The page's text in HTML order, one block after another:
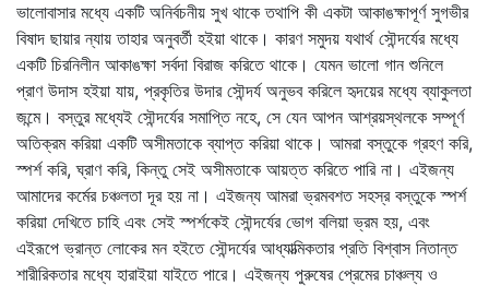
ভালোবাসার মধ্যে একটি অনির্বচনীয় সুখ থাকে তথাপি কী একটা আকাঙক্ষাপূর্ণ সুগভীর
বিষাদ ছায়ার ন্যায় তাহার অনুবর্তী হইয়া থাকে। কারণ সমুদয় যথার্থ সৌন্দর্যের মধ্যে
একটি চিরনিলীন আকাঙক্ষা সর্বদা বিরাজ করিতে থাকে। যেমন ভালো গান শুনিলে
প্রাণ উদাস হইয়া যায়, প্রকৃতির উদার সৌন্দর্য অনুভব করিলে হৃদয়ের মধ্যে ব্যাকুলতা
জন্মে। বস্তুর মধ্যেই সৌন্দর্যের সমাপ্তি নহে, সে যেন আপন আশ্রয়স্থলকে সম্পূর্ণ
অতিক্রম করিয়া একটি অসীমতাকে ব্যাপ্ত করিয়া থাকে। আমরা বস্তুকে গ্রহণ করি,
স্পর্শ করি, ঘ্রাণ করি, কিন্তু সেই অসীমতাকে আয়ত্ত করিতে পারি না। এইজন্য
আমাদের কর্মের চঞ্চলতা দূর হয় না। এইজন্য আমরা ভ্রমবশত সহস্র বস্তুকে স্পর্শ
করিয়া দেখিতে চাহি এবং সেই স্পর্শকেই সৌন্দর্যের ভোগ বলিয়া ভ্রম হয়, এবং
এইরূপে ভ্রান্ত লোকের মন হইতে সৌন্দর্যের আধ্যাত্মিকতার প্রতি বিশ্বাস নিতান্ত
শারীরিকতার মধ্যে হারাইয়া যাইতে পারে। এইজন্য পুরুষের প্রেমের চাঞ্চল্য ও